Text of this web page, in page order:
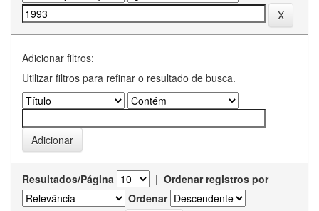
Adicionar filtros:
Utilizar filtros para refinar o resultado de busca.
Resultados/Página | Ordenar registros por
Ordenar